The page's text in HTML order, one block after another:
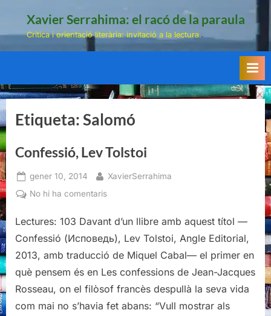
Xavier Serrahima: el racó de la paraula
Crítica i orientació literària: invitació a la lectura.
Etiqueta:Salomó
Confessió, Lev Tolstoi
Posted
on
gener 10, 2014 By
XavierSerrahima
No hi ha comentarisa
Lev
Tolstoi
Lectures: 103 Davant d’un llibre amb aquest títol —
Confessió (Исповедь), Lev Tolstoi, Angle Editorial,
2013, amb traducció de Miquel Cabal— el primer en
què pensem és en Les confessions de Jean-Jacques
Rosseau, on el filòsof francès despullà la seva vida
com mai no s’havia fet abans: “Vull mostrar als